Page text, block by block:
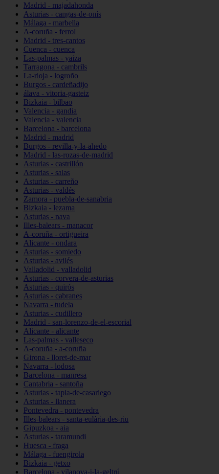
Madrid - majadahonda
Asturias - cangas-de-onís
Málaga - marbella
A-coruña - ferrol
Madrid - tres-cantos
Cuenca - cuenca
Las-palmas - yaiza
Tarragona - cambrils
La-rioja - logroño
Burgos - cardeñadijo
álava - vitoria-gasteiz
Bizkaia - bilbao
Valencia - gandia
Valencia - valencia
Barcelona - barcelona
Madrid - madrid
Burgos - revilla-y-la-ahedo
Madrid - las-rozas-de-madrid
Asturias - castrillón
Asturias - salas
Asturias - carreño
Asturias - valdés
Zamora - puebla-de-sanabria
Bizkaia - lezama
Asturias - nava
Illes-balears - manacor
A-coruña - ortigueira
Alicante - ondara
Asturias - somiedo
Asturias - avilés
Valladolid - valladolid
Asturias - corvera-de-asturias
Asturias - quirós
Asturias - cabranes
Navarra - tudela
Asturias - cudillero
Madrid - san-lorenzo-de-el-escorial
Alicante - alicante
Las-palmas - valleseco
A-coruña - a-coruña
Girona - lloret-de-mar
Navarra - lodosa
Barcelona - manresa
Cantabria - santoña
Asturias - tapia-de-casariego
Asturias - llanera
Pontevedra - pontevedra
Illes-balears - santa-eulària-des-riu
Gipuzkoa - aia
Asturias - taramundi
Huesca - fraga
Málaga - fuengirola
Bizkaia - getxo
Barcelona - vilanova-i-la-geltrú